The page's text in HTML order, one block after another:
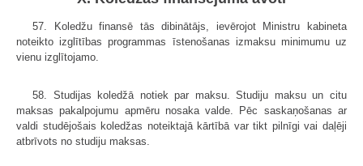
57. Koledžu finansē tās dibinātājs, ievērojot Ministru kabineta
noteikto izglītības programmas īstenošanas izmaksu minimumu uz
vienu izglītojamo.
58. Studijas koledžā notiek par maksu. Studiju maksu un citu
maksas pakalpojumu apmēru nosaka valde. Pēc saskaņošanas ar
valdi studējošais koledžas noteiktajā kārtībā var tikt pilnīgi vai daļēji
atbrīvots no studiju maksas.